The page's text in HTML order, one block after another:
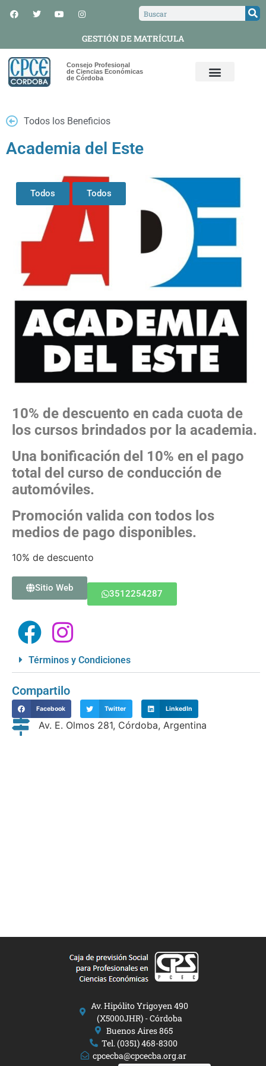
GESTIÓN DE MATRÍCULA
Consejo Profesional
de Ciencias Económicas
de Córdoba
Todos los Beneficios
Academia del Este
Todos Todos
10% de descuento en cada cuota de
los cursos brindados por la academia.
Una bonificación del 10% en el pago
total del curso de conducción de
automóviles.
Promoción valida con todos los
medios de pago disponibles.
10% de descuento
Sitio Web
3512254287
Términos y Condiciones
Compartilo
Facebook Twitter LinkedIn
Av. E. Olmos 281, Córdoba, Argentina
Av. Hipólito Yrigoyen 490
(X5000JHR) - Córdoba
Buenos Aires 865
Tel. (0351) 468-8300
cpcecba@cpcecba.org.ar